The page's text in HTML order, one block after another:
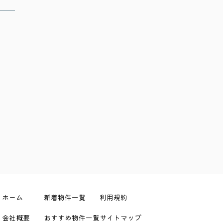
ホーム
会社概要
新着物件一覧
おすすめ物件一覧
利用規約
サイトマップ